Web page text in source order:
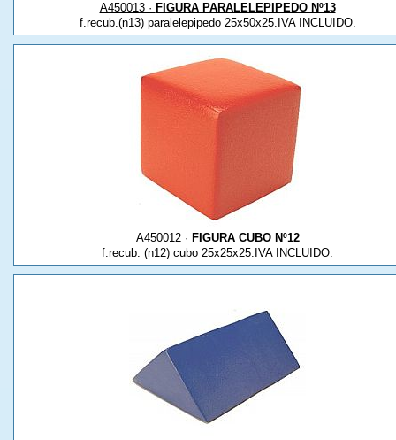
A450013 · FIGURA PARALELEPIPEDO Nº13
f.recub.(n13) paralelepipedo 25x50x25.IVA INCLUIDO.
A450012 · FIGURA CUBO Nº12
f.recub. (n12) cubo 25x25x25.IVA INCLUIDO.